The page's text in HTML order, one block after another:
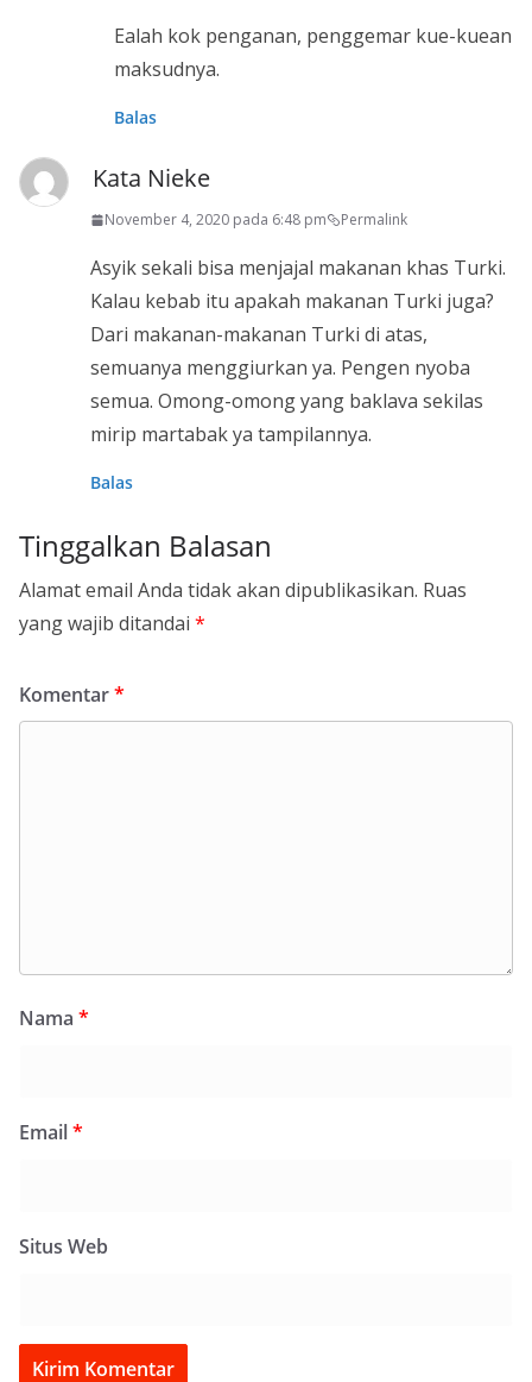
Ealah kok penganan, penggemar kue-kuean
maksudnya.
Balas
Kata Nieke
November 4, 2020 pada 6:48 pm Permalink
Asyik sekali bisa menjajal makanan khas Turki.
Kalau kebab itu apakah makanan Turki juga?
Dari makanan-makanan Turki di atas,
semuanya menggiurkan ya. Pengen nyoba
semua. Omong-omong yang baklava sekilas
mirip martabak ya tampilannya.
Balas
Tinggalkan Balasan
Alamat email Anda tidak akan dipublikasikan. Ruas
yang wajib ditandai *
Komentar*
Nama *
Email*
Situs Web